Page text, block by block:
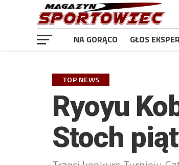
NA GORĄCO GŁOS
TOP NEWS
Ryoyu
Stoch